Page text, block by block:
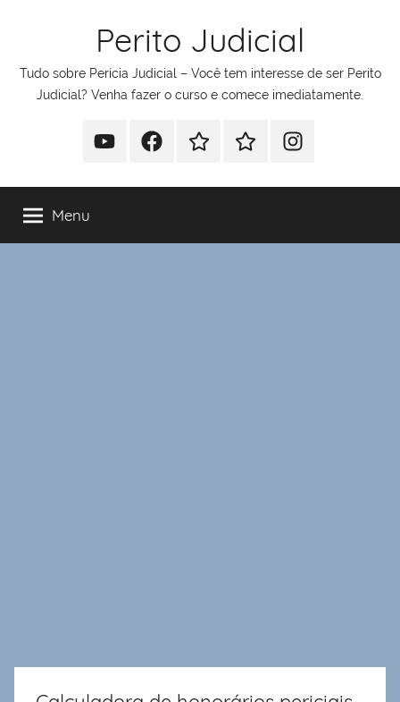
conteúdo
Perito Judicial
Tudo sobre Perícia Judicial – Você tem interesse de ser Perito
Judicial? Venha fazer o curso e comece imediatamente.
YoutubeFacebookWhatsappTelegramInstagram
Menu